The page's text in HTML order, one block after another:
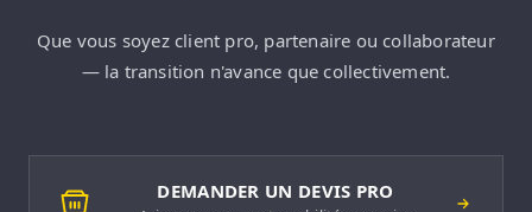
Que vous soyez client pro, partenaire ou collaborateur
— la transition n'avance que collectivement.
DEMANDER UN DEVIS PRO